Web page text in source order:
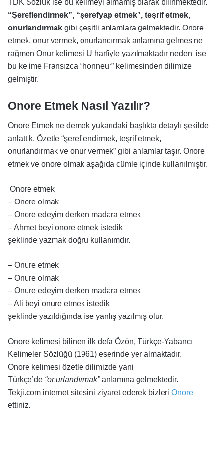
TDK Sözlük ise bu kelimeyi almamış olarak bilinmektedir.
“Şereflendirmek”, “şerefyap etmek”, teşrif etmek,
onurlandırmak gibi çeşitli anlamlara gelmektedir. Onore
etmek, onur vermek, onurlandırmak anlamına gelmesine
rağmen Onur kelimesi U harfiyle yazılmaktadır nedeni ise
bu kelime Fransızca “honneur” kelimesinden dilimize
gelmiştir.
Onore Etmek Nasıl Yazılır?
Onore Etmek ne demek yukarıdaki başlıkta detaylı şekilde
anlattık. Özetle “şereflendirmek, teşrif etmek,
onurlandırmak ve onur vermek” gibi anlamlar taşır. Onore
etmek ve onore olmak aşağıda cümle içinde kullanılmıştır.
Onore etmek
– Onore olmak
– Onore edeyim derken madara etmek
– Ahmet beyi onore etmek istedik
şeklinde yazmak doğru kullanımdır.
– Onure etmek
– Onure olmak
– Onure edeyim derken madara etmek
– Ali beyi onure etmek istedik
şeklinde yazıldığında ise yanlış yazılmış olur.
Onore kelimesi bilinen ilk defa Özön, Türkçe-Yabancı
Kelimeler Sözlüğü (1961) eserinde yer almaktadır.
Onore kelimesi özetle dilimizde yani
Türkçe’de “onurlandırmak”anlamına gelmektedir.
Tekji.com internet sitesini ziyaret ederek bizleri Onore
ettiniz.